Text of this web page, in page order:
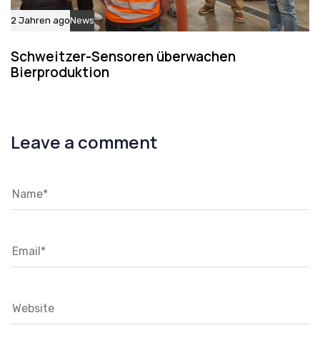
2 Jahren agoNews
Schweitzer-Sensoren überwachen
Bierproduktion
Leave a comment